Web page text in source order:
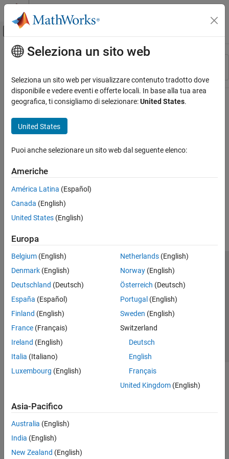
Vai al contenuto
Attiva/disattiva menu di navigazione
Risorsa
Stato
Contenuto principale
Seleziona un sito web
Seleziona un sito web per visualizzare contenuto tradotto dove
disponibile e vedere eventi e offerte locali. In base alla tua area
geografica, ti consigliamo di selezionare:United States.
United States
Puoi anche selezionare un sito web dal seguente elenco:
Americhe
América Latina (Español)
Canada (English)
United States (English)
Europa
Belgium (English)
Denmark (English)
Deutschland (Deutsch)
España (Español)
Finland (English)
France (Français)
Ireland (English)
Italia (Italiano)
Luxembourg (English)
Netherlands(English)
Norway(English)
Österreich (Deutsch)
Portugal (English)
Sweden (English)
Switzerland
Deutsch
English
Français
United Kingdom(English)
Asia-Pacifico
Australia (English)
India (English)
New Zealand (English)
Centro di fiducia
Informativa sulla privacy
Antipirateria
Stato dell'applicazione
Contatti
© 1994-2026 The MathWorks, Inc.